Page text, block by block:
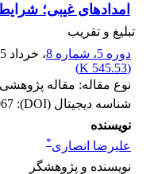
امدادهای غیبی؛
تبلیغ و تقریب
دوره 5، شماره 8
، خرداد 1405
(
545.53 K
)
نوع مقاله: مقاله پژوهشی
شناسه دیجیتال (DOI):
نویسنده
علیرضا انصاری*
نویسنده و پژوهشگر